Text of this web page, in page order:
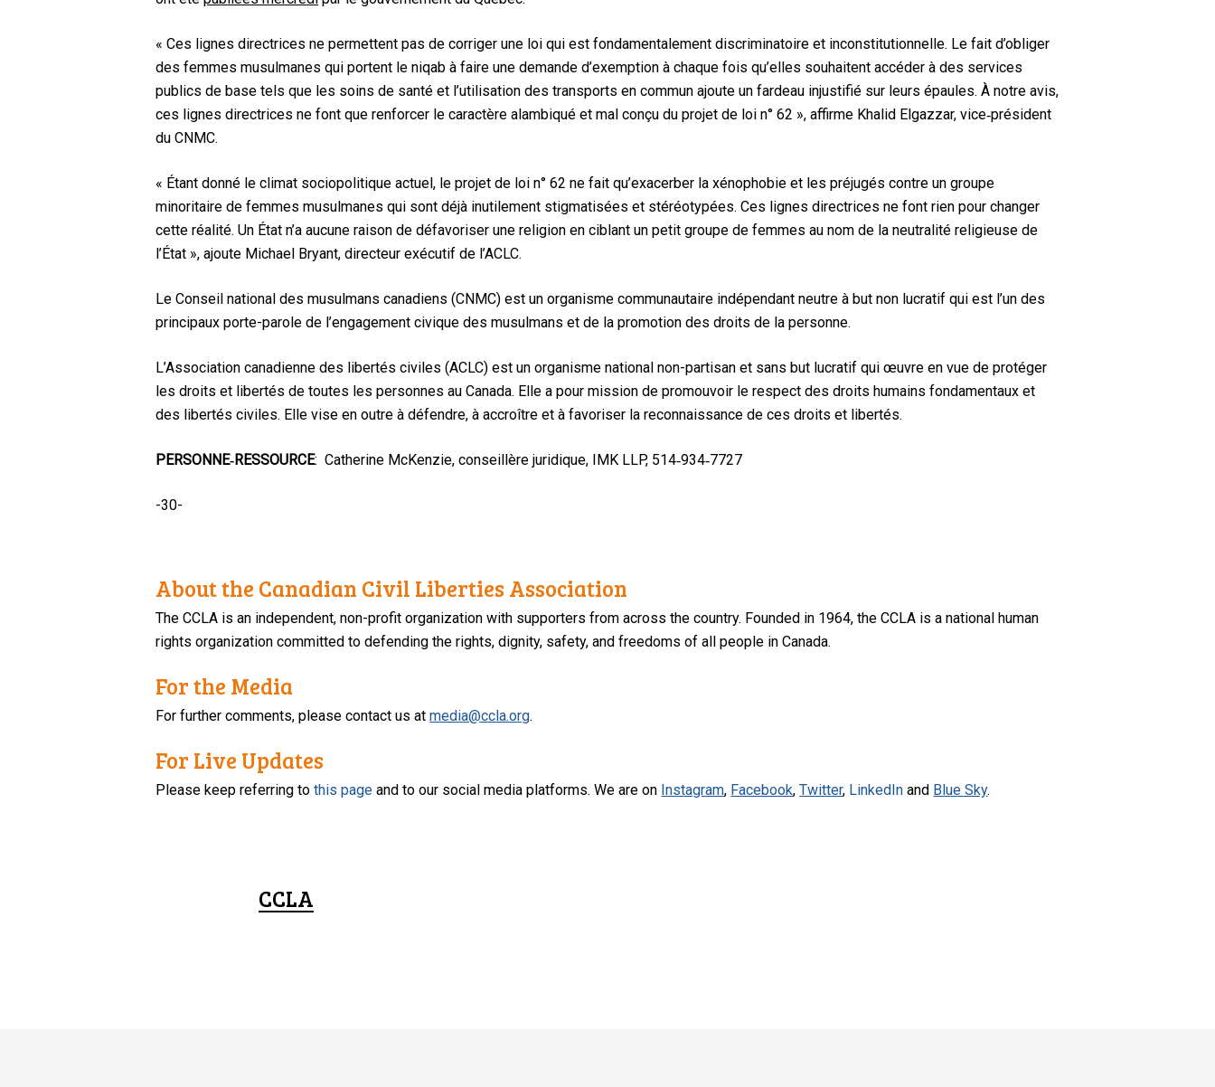
« Ces lignes directrices ne permettent pas de corriger une loi qui est fondamentalement discriminatoire et inconstitutionnelle. Le fait d’obliger
des femmes musulmanes qui portent le niqab à faire une demande d’exemption à chaque fois qu’elles souhaitent accéder à des services
publics de base tels que les soins de santé et l’utilisation des transports en commun ajoute un fardeau injustifié sur leurs épaules. À notre avis,
ces lignes directrices ne font que renforcer le caractère alambiqué et mal conçu du projet de loi n° 62 », affirme Khalid Elgazzar, vice‑président
du CNMC.
« Étant donné le climat sociopolitique actuel, le projet de loi n° 62 ne fait qu’exacerber la xénophobie et les préjugés contre un groupe
minoritaire de femmes musulmanes qui sont déjà inutilement stigmatisées et stéréotypées. Ces lignes directrices ne font rien pour changer
cette réalité. Un État n’a aucune raison de défavoriser une religion en ciblant un petit groupe de femmes au nom de la neutralité religieuse de
l’État », ajoute Michael Bryant, directeur exécutif de l’ACLC.
Le Conseil national des musulmans canadiens (CNMC) est un organisme communautaire indépendant neutre à but non lucratif qui est l’un des
principaux porte-parole de l’engagement civique des musulmans et de la promotion des droits de la personne.
L’Association canadienne des libertés civiles (ACLC) est un organisme national non-partisan et sans but lucratif qui œuvre en vue de protéger
les droits et libertés de toutes les personnes au Canada. Elle a pour mission de promouvoir le respect des droits humains fondamentaux et
des libertés civiles. Elle vise en outre à défendre, à accroître et à favoriser la reconnaissance de ces droits et libertés.
PERSONNE‑RESSOURCE: Catherine McKenzie, conseillère juridique, IMK LLP, 514‑934‑7727
-30-
About the Canadian Civil Liberties Association
The CCLA is an independent, non-profit organization with supporters from across the country. Founded in 1964, the CCLA is a national human
rights organization committed to defending the rights, dignity, safety, and freedoms of all people in Canada.
For the Media
For further comments, please contact us atmedia@ccla.org.
For Live Updates
Please keep referring tothis page and to our social media platforms. We are on Instagram, Facebook,Twitter, LinkedIn and Blue Sky.
CCLA